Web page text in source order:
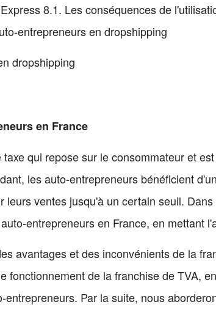
8.1. Les conséquences de
entrepreneurs en dropshipping
dropshipping
en France
qui repose sur le consommateur et
les auto-entrepreneurs bénéficient
leurs ventes jusqu'à un certain seuil.
entrepreneurs en France, en mettant
avantages et des inconvénients de la
fonctionnement de la franchise de TVA,
Par la suite, nous